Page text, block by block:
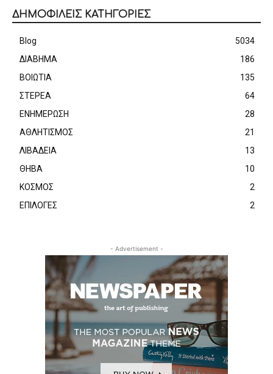
ΔΗΜΟΦΙΛΕΙΣ ΚΑΤΗΓΟΡΙΕΣ
Blog
5034
ΔΙΑΒΗΜΑ
186
ΒΟΙΩΤΙΑ
135
ΣΤΕΡΕΑ
64
ΕΝΗΜΕΡΩΣΗ
28
ΑΘΛΗΤΙΣΜΟΣ
21
ΛΙΒΑΔΕΙΑ
13
ΘΗΒΑ
10
ΚΟΣΜΟΣ
2
ΕΠΙΛΟΓΕΣ
2
- Advertisement -